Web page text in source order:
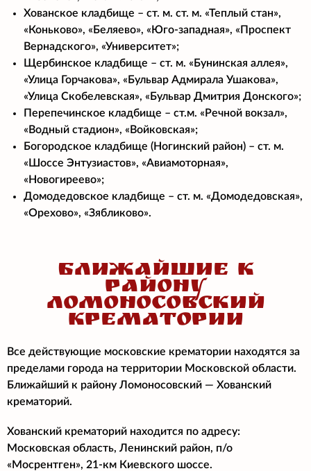
Хованское кладбище – ст. м. ст. м. «Теплый стан»,
«Коньково», «Беляево», «Юго-западная», «Проспект
Вернадского», «Университет»;
Щербинское кладбище – ст. м. «Бунинская аллея»,
«Улица Горчакова», «Бульвар Адмирала Ушакова»,
«Улица Скобелевская», «Бульвар Дмитрия Донского»;
Перепечинское кладбище – ст.м. «Речной вокзал»,
«Водный стадион», «Войковская»;
Богородское кладбище (Ногинский район) – ст. м.
«Шоссе Энтузиастов», «Авиамоторная»,
«Новогиреево»;
Домодедовское кладбище – ст. м. «Домодедовская»,
«Орехово», «Зябликово».
БЛИЖАЙШИЕ К
РАЙОНУ
ЛОМОНОСОВСКИЙ
КРЕМАТОРИИ
Все действующие московские крематории находятся за
пределами города на территории Московской области.
Ближайший к району Ломоносовский — Хованский
крематорий.
Хованский крематорий находится по адресу:
Московская область, Ленинский район, п/о
«Мосрентген», 21-км Киевского шоссе.